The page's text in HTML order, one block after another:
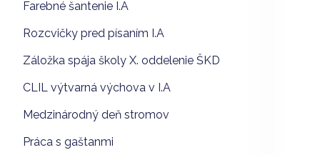
Farebné šantenie I.A
Rozcvičky pred písaním I.A
Záložka spája školy X. oddelenie ŠKD
CLIL výtvarná výchova v I.A
Medzinárodný deň stromov
Práca s gaštanmi